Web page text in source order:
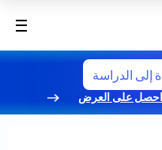
إلى الدراسة
احصل على العرض